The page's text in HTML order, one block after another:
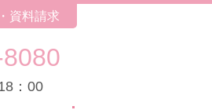
資料請求
：00